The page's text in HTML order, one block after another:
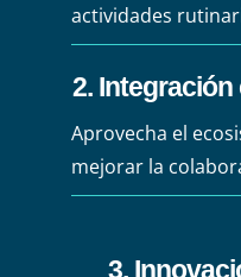
actividades
2.
Aprovecha el
mejorar la
3.